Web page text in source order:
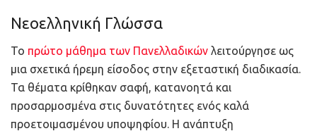
Νεοελληνική Γλώσσα
Το πρώτο μάθημα των Πανελλαδικών λειτούργησε ως
μια σχετικά ήρεμη είσοδος στην εξεταστική διαδικασία.
Τα θέματα κρίθηκαν σαφή, κατανοητά και
προσαρμοσμένα στις δυνατότητες ενός καλά
προετοιμασμένου υποψηφίου. Η ανάπτυξη